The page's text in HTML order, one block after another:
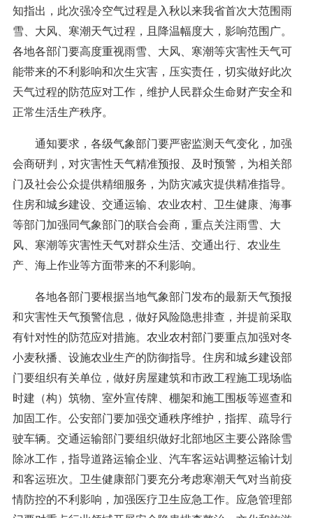
知指出，此次强冷空气过程是入秋以来我省首次大范围雨
雪、大风、寒潮天气过程，且降温幅度大，影响范围广。
各地各部门要高度重视雨雪、大风、寒潮等灾害性天气可
能带来的不利影响和次生灾害，压实责任，切实做好此次
天气过程的防范应对工作，维护人民群众生命财产安全和
正常生活生产秩序。
通知要求，各级气象部门要严密监测天气变化，加强
会商研判，对灾害性天气精准预报、及时预警，为相关部
门及社会公众提供精细服务，为防灾减灾提供精准指导。
住房和城乡建设、交通运输、农业农村、卫生健康、海事
等部门加强同气象部门的联合会商，重点关注雨雪、大
风、寒潮等灾害性天气对群众生活、交通出行、农业生
产、海上作业等方面带来的不利影响。
各地各部门要根据当地气象部门发布的最新天气预报
和灾害性天气预警信息，做好风险隐患排查，并提前采取
有针对性的防范应对措施。农业农村部门要重点加强对冬
小麦秋播、设施农业生产的防御指导。住房和城乡建设部
门要组织有关单位，做好房屋建筑和市政工程施工现场临
时建（构）筑物、室外宣传牌、棚架和施工围板等巡查和
加固工作。公安部门要加强交通秩序维护，指挥、疏导行
驶车辆。交通运输部门要组织做好北部地区主要公路除雪
除冰工作，指导道路运输企业、汽车客运站调整运输计划
和客运班次。卫生健康部门要充分考虑寒潮天气对当前疫
情防控的不利影响，加强医疗卫生应急工作。应急管理部